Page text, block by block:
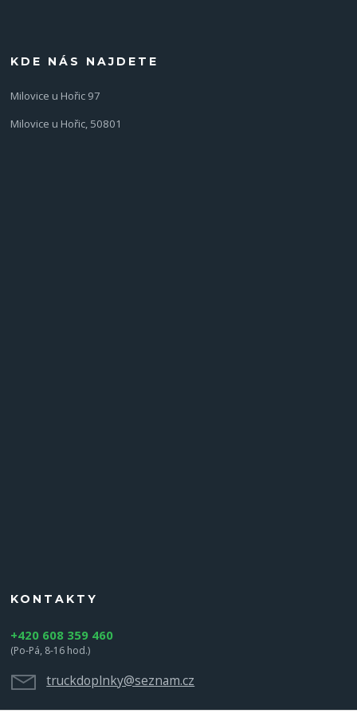
KDE NÁS NAJDETE
Milovice u Hořic 97
Milovice u Hořic, 50801
KONTAKTY
+420 608 359 460
(Po-Pá, 8-16 hod.)
truckdoplnky@seznam.cz